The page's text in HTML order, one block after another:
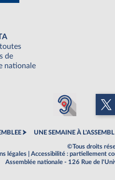
de
nationale
UNE SEMAINE À
©Tous droits
légales
Accessibilité : partiellement
Assemblée nationale - 126 Rue de